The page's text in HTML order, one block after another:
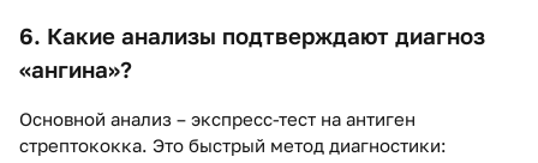
6. Какие анализы подтверждают диагноз
«ангина»?
Основной анализ – экспресс-тест на антиген
стрептококка. Это быстрый метод диагностики: